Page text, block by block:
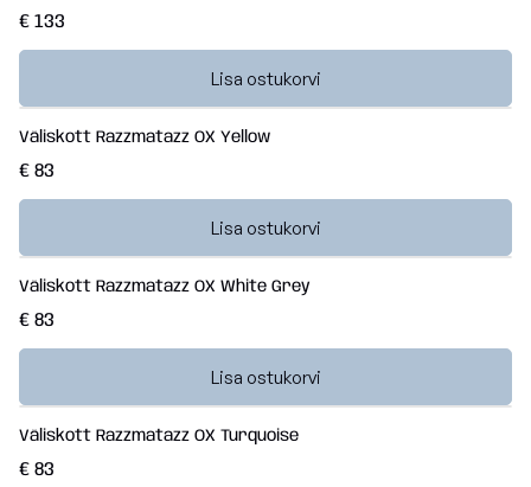
€ 133
Lisa ostukorvi
Väliskott Razzmatazz OX Yellow
€ 83
Lisa ostukorvi
Väliskott Razzmatazz OX White Grey
€ 83
Lisa ostukorvi
Väliskott Razzmatazz OX Turquoise
€ 83